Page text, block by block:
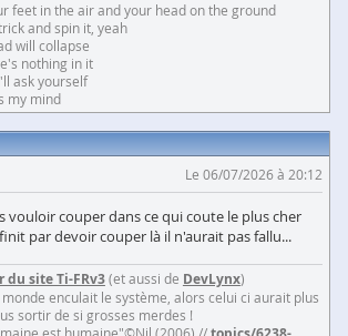
feet in the air and your head on the ground
and spin it, yeah
will collapse
nothing in it
ask yourself
my mind
Le 06/07/2026 à 20:12
vouloir couper dans ce qui coute le plus cher
par devoir couper là il n'aurait pas fallu...
du site Ti-FRv3(et aussi de DevLynx)
enculait le système, alors celui ci aurait plus
sortir de si grosses merdes !